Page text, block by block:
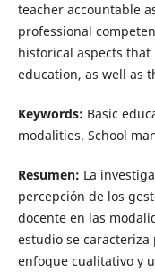
teacher accountable
professional
historical aspects
education, as well as
Keywords: Basic
modalities. School
Resumen: La
percepción de los
docente en las
estudio se
enfoque cualitativo y